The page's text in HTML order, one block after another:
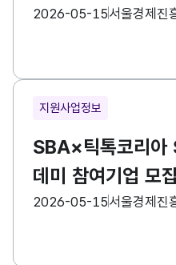
등록일
2026-05-15수집기관서울경제진
지원사업정보
SBA×틱톡코리아
데미 참여기업 모집
등록일
2026-05-15수집기관서울경제진